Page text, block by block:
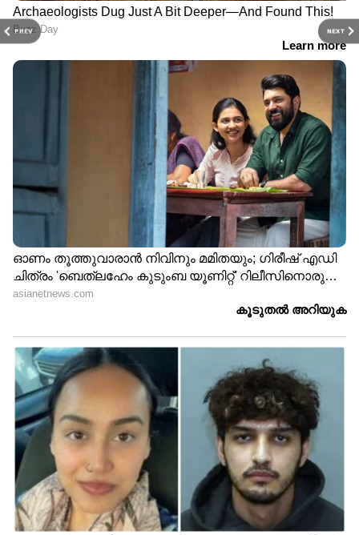
PREV NEXT